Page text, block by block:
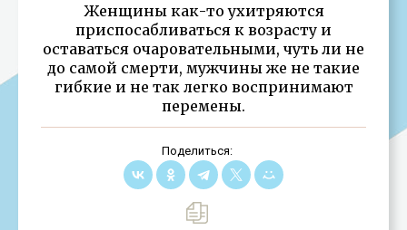
Женщины как-то ухитряются
приспосабливаться к возрасту и
оставаться очаровательными, чуть ли не
до самой смерти, мужчины же не такие
гибкие и не так легко воспринимают
перемены.
Поделиться: